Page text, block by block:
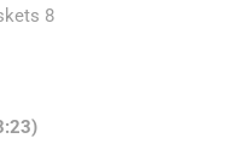
8